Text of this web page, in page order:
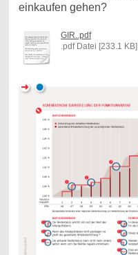
einkaufen gehen?
GIR..pdf
.pdf Datei [233.1 KB]